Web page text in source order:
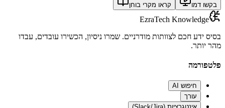
בקשו דמו קראו מקרי בוחן
EzraTech Knowledge
בסיס ידע חכם לצוותות מודרניים. שמרו ניסיון, הכשירו עובדים, עבדו
מהר יותר.
פלטפורמה
חיפוש AI
עורך